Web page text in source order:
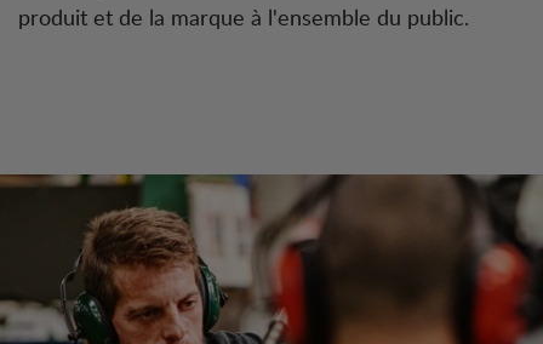
produit et de la marque à l'ensemble du public.